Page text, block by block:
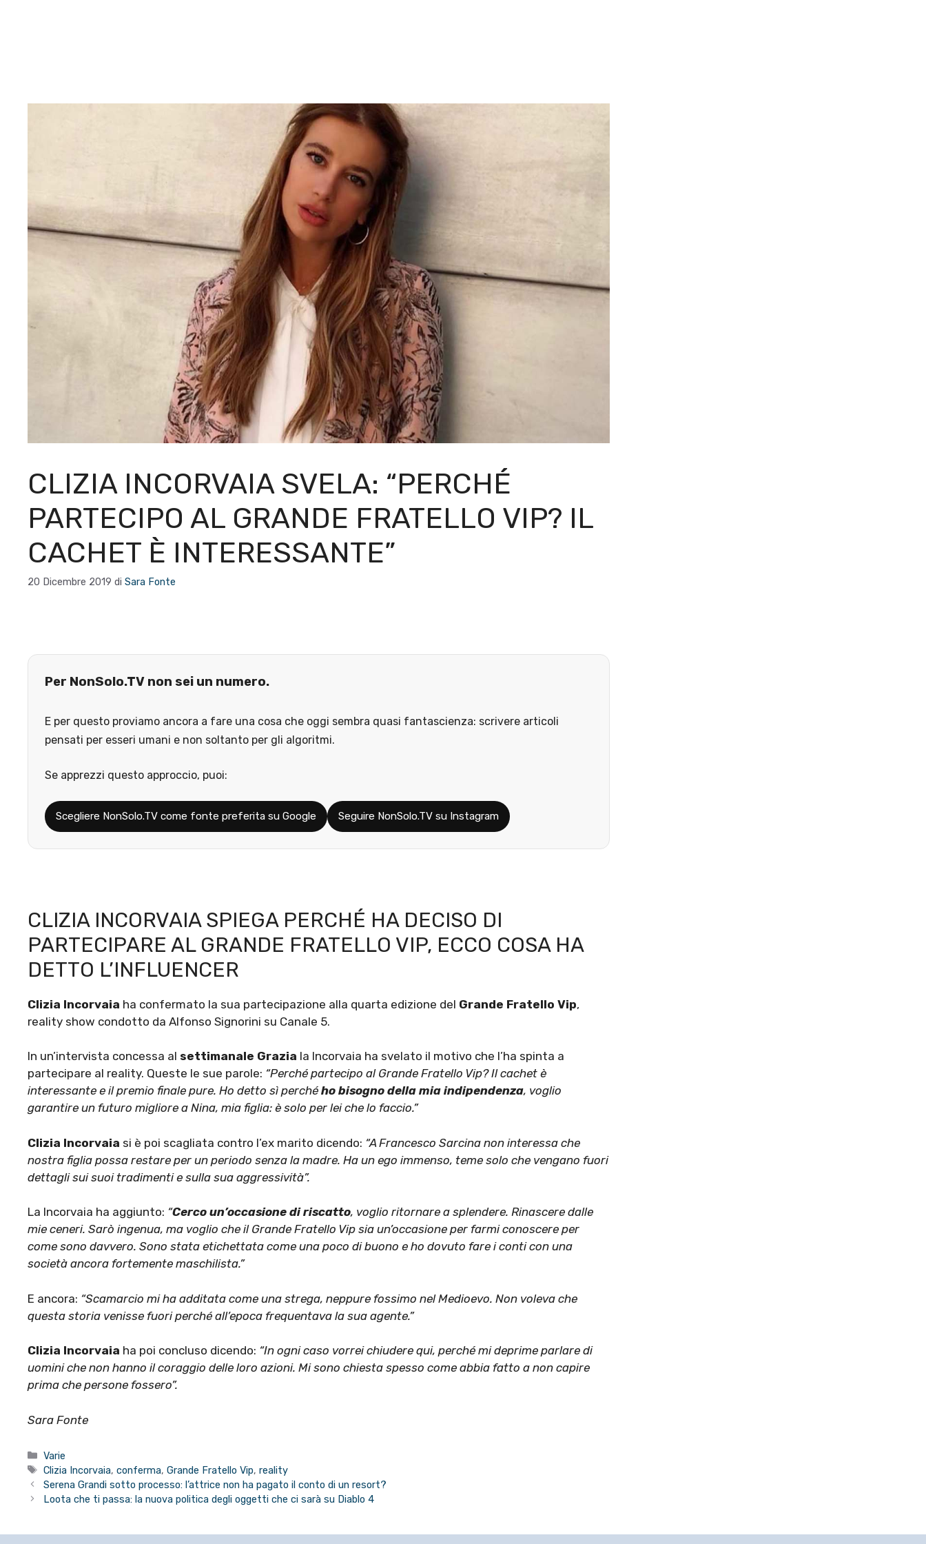
CLIZIA INCORVAIA SVELA: “PERCHÉ
PARTECIPO AL GRANDE FRATELLO VIP? IL
CACHET È INTERESSANTE”
20 Dicembre 2019 di Sara Fonte
Per NonSolo.TV non sei un numero.
E per questo proviamo ancora a fare una cosa che oggi sembra quasi fantascienza: scrivere articoli
pensati per esseri umani e non soltanto per gli algoritmi.
Se apprezzi questo approccio, puoi:
Scegliere NonSolo.TV come fonte preferita su Google Seguire NonSolo.TV su Instagram
CLIZIA INCORVAIA SPIEGA PERCHÉ HA DECISO DI
PARTECIPARE AL GRANDE FRATELLO VIP, ECCO COSA HA
DETTO L’INFLUENCER
Clizia Incorvaia ha confermato la sua partecipazione alla quarta edizione del Grande Fratello Vip,
reality show condotto da Alfonso Signorini su Canale 5.
In un’intervista concessa al settimanale Grazia la Incorvaia ha svelato il motivo che l’ha spinta a
partecipare al reality. Queste le sue parole: “Perché partecipo al Grande Fratello Vip? Il cachet è
interessante e il premio finale pure. Ho detto sì perché ho bisogno della mia indipendenza, voglio
garantire un futuro migliore a Nina, mia figlia: è solo per lei che lo faccio.”
Clizia Incorvaia si è poi scagliata contro l’ex marito dicendo: “A Francesco Sarcina non interessa che
nostra figlia possa restare per un periodo senza la madre. Ha un ego immenso, teme solo che vengano fuori
dettagli sui suoi tradimenti e sulla sua aggressività”.
La Incorvaia ha aggiunto: “Cerco un’occasione di riscatto, voglio ritornare a splendere. Rinascere dalle
mie ceneri. Sarò ingenua, ma voglio che il Grande Fratello Vip sia un’occasione per farmi conoscere per
come sono davvero. Sono stata etichettata come una poco di buono e ho dovuto fare i conti con una
società ancora fortemente maschilista.”
E ancora: “Scamarcio mi ha additata come una strega, neppure fossimo nel Medioevo. Non voleva che
questa storia venisse fuori perché all’epoca frequentava la sua agente.”
Clizia Incorvaia ha poi concluso dicendo: “In ogni caso vorrei chiudere qui, perché mi deprime parlare di
uomini che non hanno il coraggio delle loro azioni. Mi sono chiesta spesso come abbia fatto a non capire
prima che persone fossero”.
Sara Fonte
Categorie
Varie
Tag
Clizia Incorvaia,conferma,Grande Fratello Vip,reality
Serena Grandi sotto processo: l’attrice non ha pagato il conto di un resort?
Loota che ti passa: la nuova politica degli oggetti che ci sarà su Diablo 4